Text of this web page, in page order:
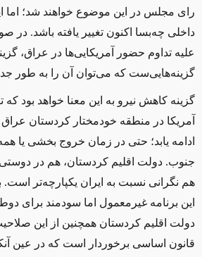
رای مجلس در این موضوع خواهند شد؛ اما
داخلی چه‌بسا اکنون تغییر یافته باشد. در
علیه تداوم حضور آمریکایی‌ها در عراق،
گزینه‌هایی‌ست که می‌توان آن را به طور
گزینه کاهش نیرو به این معنا خواهد بود
آمریکا در منطقه خودمختار کردستان
ادامه یابد؛ حتی در زمان خروج بخشی یا
جنوب. دولت اقلیم کردستان، هم در دوستی
هم نگرانی نسبت به ایران یکپارچه‌تر است.
این برنامه غیرمعمول اما سودمند برای
دولت اقلیم کردستان همچنین از این
قانون اساسی برخوردار است که در عین